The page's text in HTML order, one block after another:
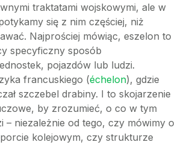
traktatami wojskowymi, ale w
się z nim częściej, niż
Najprościej mówiąc, eszelon to
specyficzny sposób
pojazdów lub ludzi.
francuskiego (échelon), gdzie
szczebel drabiny. I to skojarzenie
by zrozumieć, o co w tym
– niezależnie od tego, czy mówimy o
kolejowym, czy strukturze